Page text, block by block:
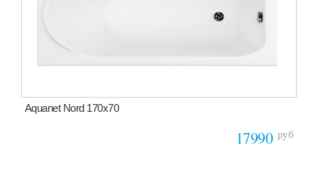
Aquanet Nord 170х70
17990 руб